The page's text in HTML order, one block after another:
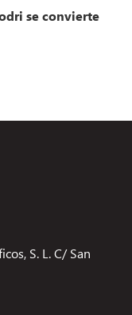
se convierte
S. L. C/ San